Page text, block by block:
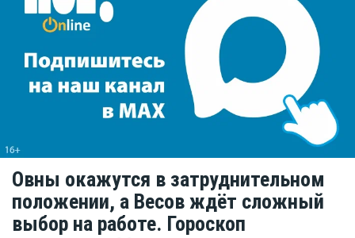
Овны окажутся в затруднительном
положении, а Весов ждёт сложный
выбор на работе. Гороскоп